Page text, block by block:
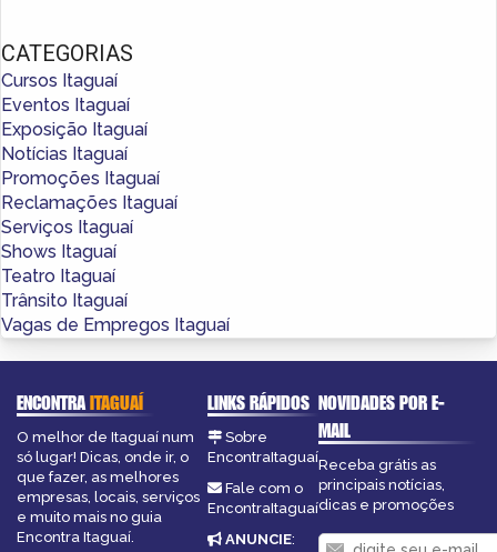
CATEGORIAS
Cursos Itaguaí
Eventos Itaguaí
Exposição Itaguaí
Notícias Itaguaí
Promoções Itaguaí
Reclamações Itaguaí
Serviços Itaguaí
Shows Itaguaí
Teatro Itaguaí
Trânsito Itaguaí
Vagas de Empregos Itaguaí
ENCONTRAITAGUAÍ
O melhor de Itaguaí num
só lugar! Dicas, onde ir, o
que fazer, as melhores
empresas, locais, serviços
e muito mais no guia
Encontra Itaguaí.
LINKS RÁPIDOS
Sobre
EncontraItaguaí
Fale com o
EncontraItaguaí
ANUNCIE:
NOVIDADES POR E-
MAIL
Receba grátis as
principais notícias,
dicas e promoções